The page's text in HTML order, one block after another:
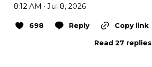
8:12 AM · Jul 8, 2026
698 Reply
Copy link
Read 27 replies